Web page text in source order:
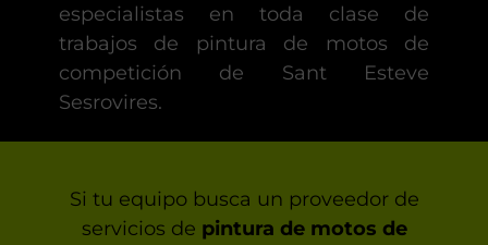
especialistas en toda clase de
trabajos de pintura de motos de
competición de Sant Esteve
Sesrovires.
Si tu equipo busca un proveedor de
servicios de pintura de motos de